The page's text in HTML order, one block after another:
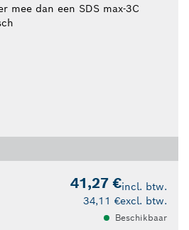
mee dan een SDS max-3C
41,27 €incl. btw.
34,11 €excl. btw.
Beschikbaar